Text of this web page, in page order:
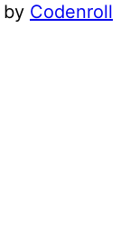
by Codenroll